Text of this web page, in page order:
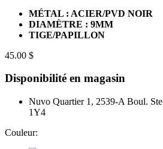
MÉTAL : ACIER/PVD NOIR
DIAMÈTRE : 9MM
TIGE/PAPILLON
45.00 $
Disponibilité en magasin
Nuvo Quartier 1, 2539-A Boul.
1Y4
Couleur: